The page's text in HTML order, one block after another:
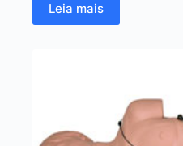
Leia mais